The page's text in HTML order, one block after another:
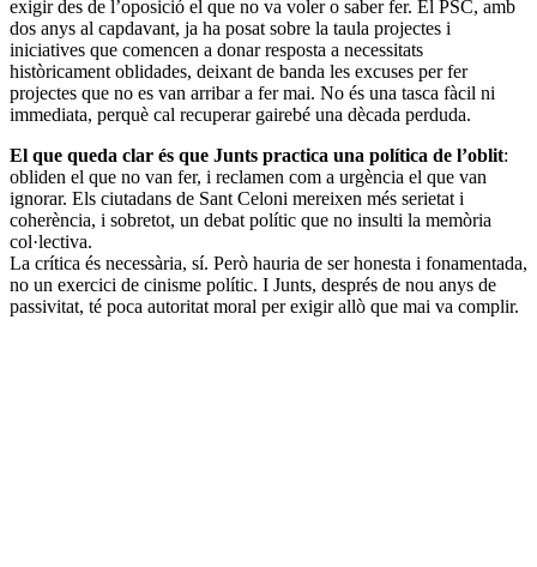
exigir des de l’oposició el que no va voler o saber fer. El PSC, amb
dos anys al capdavant, ja ha posat sobre la taula projectes i
iniciatives que comencen a donar resposta a necessitats
històricament oblidades, deixant de banda les excuses per fer
projectes que no es van arribar a fer mai. No és una tasca fàcil ni
immediata, perquè cal recuperar gairebé una dècada perduda.
El que queda clar és que Junts practica una política de l’oblit:
obliden el que no van fer, i reclamen com a urgència el que van
ignorar. Els ciutadans de Sant Celoni mereixen més serietat i
coherència, i sobretot, un debat polític que no insulti la memòria
col·lectiva.
La crítica és necessària, sí. Però hauria de ser honesta i fonamentada,
no un exercici de cinisme polític. I Junts, després de nou anys de
passivitat, té poca autoritat moral per exigir allò que mai va complir.